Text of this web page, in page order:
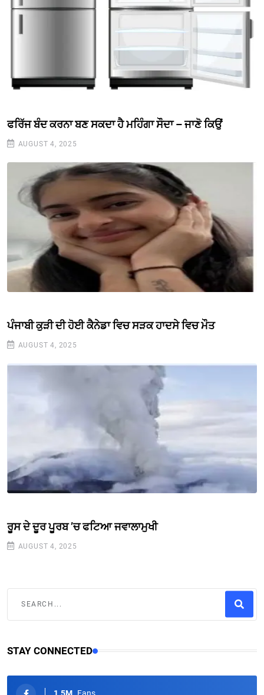
ਫਰਿੱਜ ਬੰਦ ਕਰਨਾ ਬਣ ਸਕਦਾ ਹੈ ਮਹਿੰਗਾ ਸੌਦਾ – ਜਾਣੋ ਕਿਉਂ
AUGUST 4, 2025
ਪੰਜਾਬੀ ਕੁੜੀ ਦੀ ਹੋਈ ਕੈਨੇਡਾ ਵਿਚ ਸੜਕ ਹਾਦਸੇ ਵਿਚ ਮੌਤ
AUGUST 4, 2025
ਰੂਸ ਦੇ ਦੂਰ ਪੂਰਬ ’ਚ ਫਟਿਆ ਜਵਾਲਾਮੁਖੀ
AUGUST 4, 2025
STAY CONNECTED